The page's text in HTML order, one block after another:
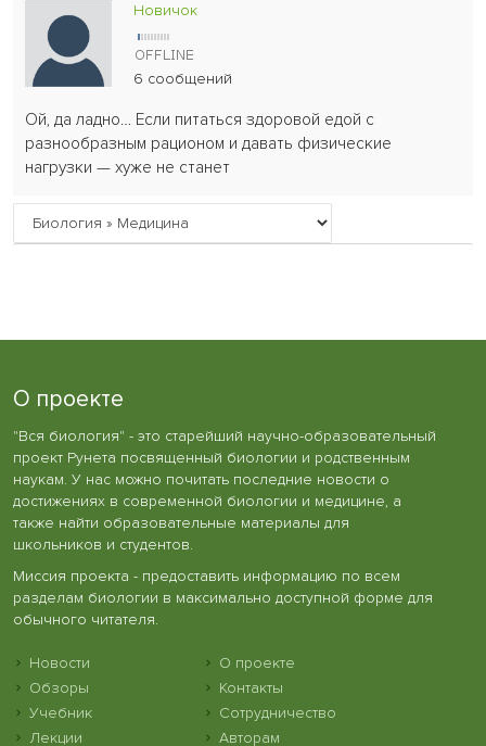
Новичок
6 сообщений
Ой, да ладно… Если питаться здоровой едой с
разнообразным рационом и давать физические
нагрузки — хуже не станет
О проекте
"Вся биология" - это старейший научно-образовательный
проект Рунета посвященный биологии и родственным
наукам. У нас можно почитать последние новости о
достижениях в современной биологии и медицине, а
также найти образовательные материалы для
школьников и студентов.
Миссия проекта - предоставить информацию по всем
разделам биологии в максимально доступной форме для
обычного читателя.
Новости
Обзоры
Учебник
Лекции
О проекте
Контакты
Сотрудничество
Авторам